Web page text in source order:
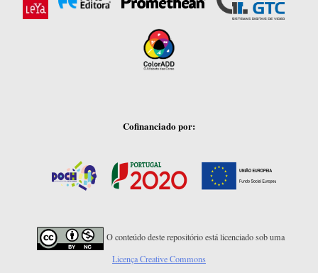
Cofinanciado por:
O conteúdo deste repositório está licenciado sob uma
Licença Creative Commons